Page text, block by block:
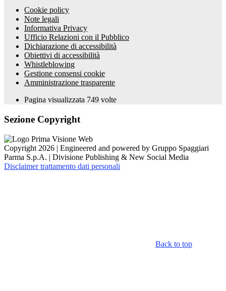
Cookie policy
Note legali
Informativa Privacy
Ufficio Relazioni con il Pubblico
Dichiarazione di accessibilità
Obiettivi di accessibilità
Whistleblowing
Gestione consensi cookie
Amministrazione trasparente
Pagina visualizzata 749 volte
Sezione Copyright
Copyright 2026 | Engineered and powered by Gruppo Spaggiari
Parma S.p.A. | Divisione Publishing & New Social Media
Disclaimer trattamento dati personali
Back to top